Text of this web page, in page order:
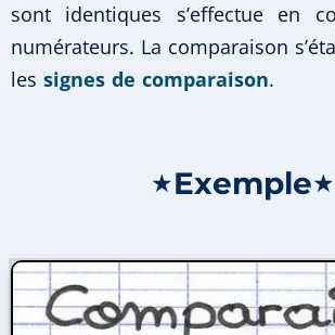
sont identiques s’effectue en
numérateurs. La comparaison
les signes de comparaison.
★Exemple★